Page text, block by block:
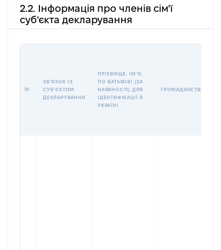
2.2. Інформація про членів сім'ї
суб'єкта декларування
№
ЗВʼЯЗОК ІЗ
СУБʼЄКТОМ
ДЕКЛАРУВАННЯ
ПРІЗВИЩЕ, ІМʼЯ,
ПО БАТЬКОВІ (ЗА
НАЯВНОСТІ) ДЛЯ
ІДЕНТИФІКАЦІЇ В
УКРАЇНІ
ГРОМАДЯНСТВО